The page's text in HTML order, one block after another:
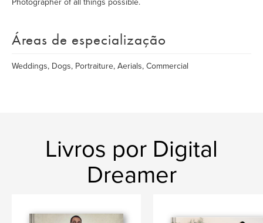
Photographer of all things possible.
Áreas de especialização
Weddings, Dogs, Portraiture, Aerials, Commercial
Livros por Digital
Dreamer